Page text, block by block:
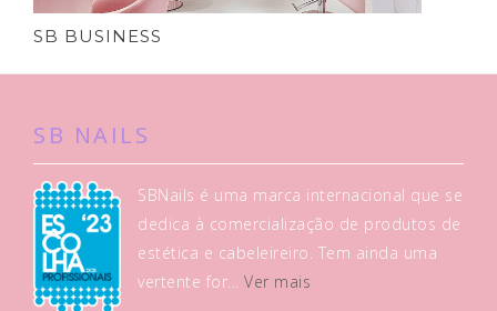
SB BUSINESS
SB NAILS
SBNails é uma marca internacional que se
dedica à comercialização de produtos de
estética e cabeleireiro. Tem ainda uma
vertente for...Ver mais